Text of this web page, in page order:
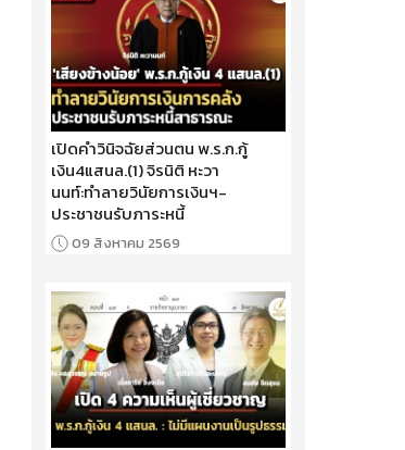
เปิดคำวินิจฉัยส่วนตน พ.ร.ก.กู้
เงิน4แสนล.(1) จิรนิติ หะวา
นนท์:ทำลายวินัยการเงินฯ-
ประชาชนรับภาระหนี้
09 สิงหาคม 2569